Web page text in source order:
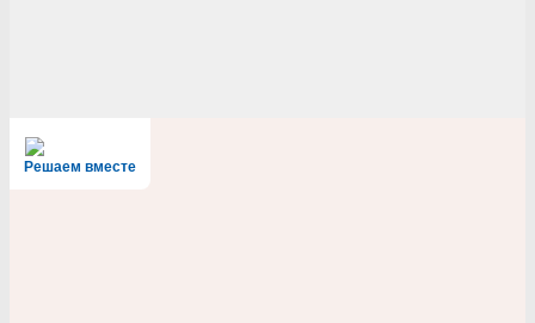
Решаем вместе